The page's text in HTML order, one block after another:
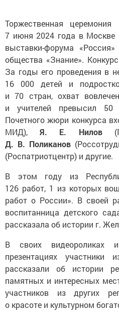
Торжественная церемония
7 июня 2024 года в Москве
выставки-форума
общества «Знание».
За годы его проведения в
16 000 детей и
и 70 стран, охват
и учителей превысил
Почетного жюри конкурса
МИД), Я. Е. Нилов
Д. В. Поликанов
(Роспатриотцентр) и другие.
В этом году из
126 работ, 1 из которых
работ о России». В своей
воспитанница детского
рассказала об истории г.
В своих видеороликах
презентациях участники
рассказали об истории
памятных и интересных
участников из других
о красоте и культурном